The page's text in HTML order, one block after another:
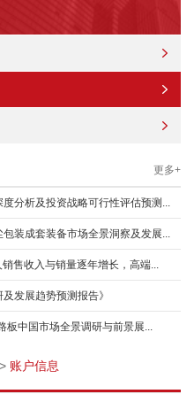
更多+
度分析及投资战略可行性评估预测...
包装成套装备市场全景洞察及发展...
售收入与销量逐年增长，高端...
发展趋势预测报告》
板中国市场全景调研与前景展...
> 账户信息